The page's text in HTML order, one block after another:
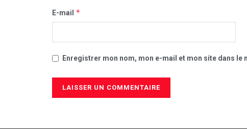
E-mail *
Enregistrer mon nom, mon e-mail et mon site dans